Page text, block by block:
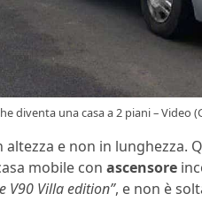
diventa una casa a 2 piani – Video
altezza e non in lunghezza.
mobile con ascensore
V90 Villa edition”, e non è